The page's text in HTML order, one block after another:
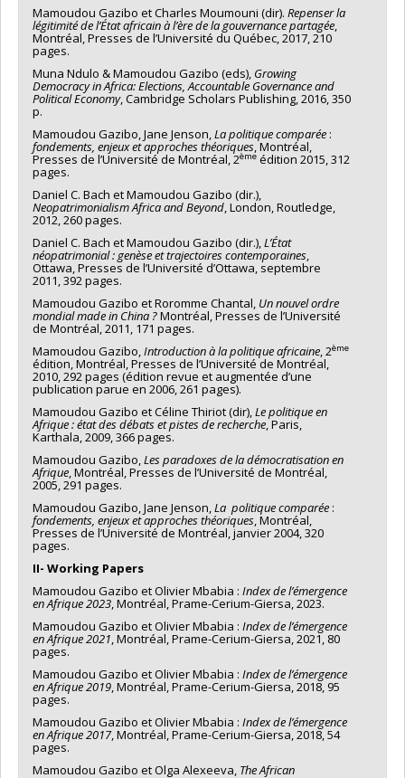
Mamoudou Gazibo et Charles Moumouni (dir). Repenser la
légitimité de l’État africain à l’ère de la gouvernance partagée,
Montréal, Presses de l’Université du Québec, 2017, 210
pages.
Muna Ndulo & Mamoudou Gazibo (eds), Growing
Democracy in Africa: Elections, Accountable Governance and
Political Economy, Cambridge Scholars Publishing, 2016, 350
p.
Mamoudou Gazibo, Jane Jenson,La politique comparée :
fondements, enjeux et approches théoriques, Montréal,
Presses de l’Université de Montréal, 2ème édition 2015, 312
pages.
Daniel C. Bach et Mamoudou Gazibo (dir.),
Neopatrimonialism Africa and Beyond, London, Routledge,
2012, 260 pages.
Daniel C. Bach et Mamoudou Gazibo (dir.),L’État
néopatrimonial : genèse et trajectoires contemporaines,
Ottawa, Presses de l’Université d’Ottawa, septembre
2011, 392 pages.
Mamoudou Gazibo et Roromme Chantal, Un nouvel ordre
mondial made in China ?Montréal, Presses de l’Université
de Montréal, 2011, 171 pages.
Mamoudou Gazibo,Introduction à la politique africaine, 2ème
édition, Montréal, Presses de l’Université de Montréal,
2010, 292 pages (édition revue et augmentée d’une
publication parue en 2006, 261 pages).
Mamoudou Gazibo et Céline Thiriot (dir),Le politique en
Afrique : état des débats et pistes de recherche, Paris,
Karthala, 2009, 366 pages.
Mamoudou Gazibo,Les paradoxes de la démocratisation en
Afrique, Montréal, Presses de l’Université de Montréal,
2005, 291 pages.
Mamoudou Gazibo, Jane Jenson,La politique comparée :
fondements, enjeux et approches théoriques, Montréal,
Presses de l’Université de Montréal, janvier 2004, 320
pages.
II- Working Papers
Mamoudou Gazibo et Olivier Mbabia : Index de l’émergence
en Afrique 2023, Montréal, Prame-Cerium-Giersa, 2023.
Mamoudou Gazibo et Olivier Mbabia : Index de l’émergence
en Afrique 2021, Montréal, Prame-Cerium-Giersa, 2021, 80
pages.
Mamoudou Gazibo et Olivier Mbabia : Index de l’émergence
en Afrique 2019, Montréal, Prame-Cerium-Giersa, 2018, 95
pages.
Mamoudou Gazibo et Olivier Mbabia : Index de l’émergence
en Afrique 2017, Montréal, Prame-Cerium-Giersa, 2018, 54
pages.
Mamoudou Gazibo et Olga Alexeeva, The African